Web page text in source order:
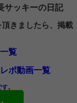
サッキーの日記
きましたら、掲載
覧
ポ動画一覧
。